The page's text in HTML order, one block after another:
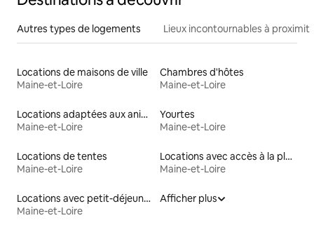
Autres types de logements Lieux incontournables à
Locations de maisons de ville
Maine-et-Loire
Chambres d'hôtes
Maine-et-Loire
Locations adaptées aux animaux
Maine-et-Loire
Yourtes
Maine-et-Loire
Locations de tentes
Maine-et-Loire
Locations avec accès à la plage
Maine-et-Loire
Locations avec petit-déjeuner
Maine-et-Loire
Afficher plus